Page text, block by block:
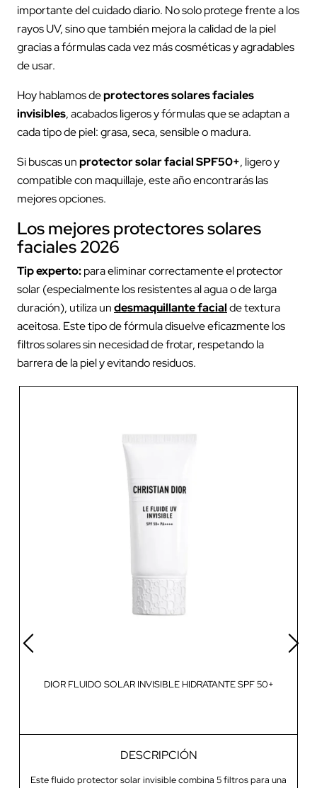
importante del cuidado diario. No solo protege frente a los
rayos UV, sino que también mejora la calidad de la piel
gracias a fórmulas cada vez más cosméticas y agradables
de usar.
Hoy hablamos deprotectores solares faciales
invisibles, acabados ligeros y fórmulas que se adaptan a
cada tipo de piel: grasa, seca, sensible o madura.
Si buscas unprotector solar facial SPF50+, ligero y
compatible con maquillaje, este año encontrarás las
mejores opciones.
Los mejores protectores solares
faciales 2026
Tip experto:para eliminar correctamente el protector
solar (especialmente los resistentes al agua o de larga
duración), utiliza undesmaquillante facialde textura
aceitosa. Este tipo de fórmula disuelve eficazmente los
filtros solares sin necesidad de frotar, respetando la
barrera de la piel y evitando residuos.
DIOR FLUIDO SOLAR INVISIBLE HIDRATANTE SPF 50+
DESCRIPCIÓN
Este fluido protector solar invisible combina 5 filtros para una